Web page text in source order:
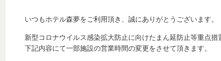
いつもホテル森夢をご利用頂き、誠にありがとうございます。
新型コロナウイルス感染拡大防止に向けたまん延防止等重点措
下記内容にて一部施設の営業時間の変更をさせて頂きます。